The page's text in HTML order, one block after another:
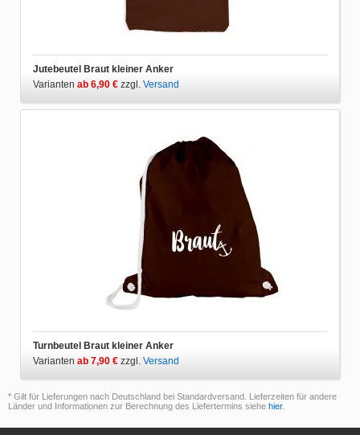
Jutebeutel Braut kleiner Anker
Varianten ab 6,90 € zzgl. Versand
Turnbeutel Braut kleiner Anker
Varianten ab 7,90 € zzgl. Versand
* Gilt für Lieferungen nach Deutschland bei Standardversand. Lieferzeiten für andere
Länder und Informationen zur Berechnung des Liefertermins siehe hier.